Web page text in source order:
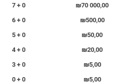
7 + 0
6 + 0
5 + 0
4 + 0
3 + 0
0 + 0
₪70 000,00
₪500,00
₪50,00
₪20,00
₪5,00
₪5,00